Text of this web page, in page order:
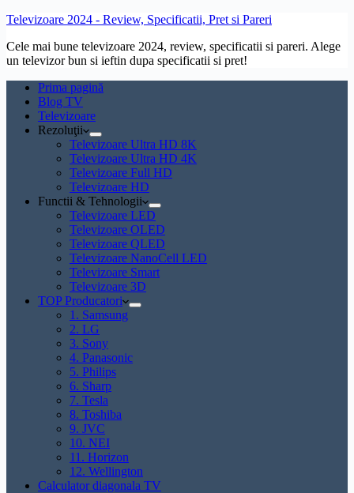
Televizoare 2024 - Review, Specificatii, Pret si Pareri
Cele mai bune televizoare 2024, review, specificatii si pareri. Alege
un televizor bun si ieftin dupa specificatii si pret!
Prima pagină
Blog TV
Televizoare
Rezoluţii
Televizoare Ultra HD 8K
Televizoare Ultra HD 4K
Televizoare Full HD
Televizoare HD
Functii & Tehnologii
Televizoare LED
Televizoare OLED
Televizoare QLED
Televizoare NanoCell LED
Televizoare Smart
Televizoare 3D
TOP Producatori
1. Samsung
2. LG
3. Sony
4. Panasonic
5. Philips
6. Sharp
7. Tesla
8. Toshiba
9. JVC
10. NEI
11. Horizon
12. Wellington
Calculator diagonala TV